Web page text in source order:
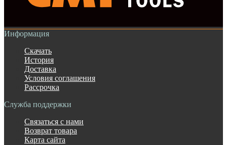
Информация
Скачать
История
Доставка
Условия соглашения
Рассрочка
Служба поддержки
Связаться с нами
Возврат товара
Карта сайта